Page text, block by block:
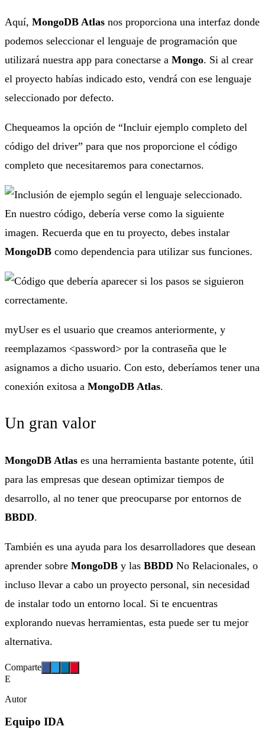
Aquí, MongoDB Atlas nos proporciona una interfaz donde
podemos seleccionar el lenguaje de programación que
utilizará nuestra app para conectarse a Mongo. Si al crear
el proyecto habías indicado esto, vendrá con ese lenguaje
seleccionado por defecto.
Chequeamos la opción de “Incluir ejemplo completo del
código del driver” para que nos proporcione el código
completo que necesitaremos para conectarnos.
En nuestro código, debería verse como la siguiente
imagen. Recuerda que en tu proyecto, debes instalar
MongoDB como dependencia para utilizar sus funciones.
myUser es el usuario que creamos anteriormente, y
reemplazamos <password> por la contraseña que le
asignamos a dicho usuario. Con esto, deberíamos tener una
conexión exitosa a MongoDB Atlas.
Un gran valor
MongoDB Atlas es una herramienta bastante potente, útil
para las empresas que desean optimizar tiempos de
desarrollo, al no tener que preocuparse por entornos de
BBDD.
También es una ayuda para los desarrolladores que desean
aprender sobre MongoDB y las BBDD No Relacionales, o
incluso llevar a cabo un proyecto personal, sin necesidad
de instalar todo un entorno local. Si te encuentras
explorando nuevas herramientas, esta puede ser tu mejor
alternativa.
Comparte
E
Autor
Equipo IDA